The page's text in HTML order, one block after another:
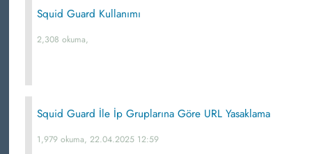
Squid Guard Kullanımı
2,308 okuma,
Squid Guard İle İp Gruplarına Göre URL Yasaklama
1,979 okuma, 22.04.2025 12:59